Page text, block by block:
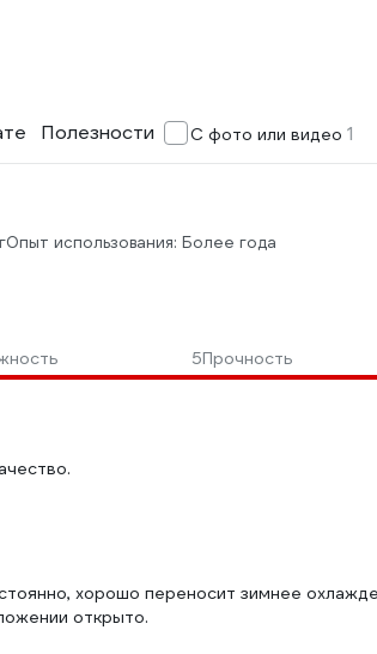
Полезности С фото или видео 1
Опыт использования: Более года
5Прочность
хорошо переносит зимнее
открыто.